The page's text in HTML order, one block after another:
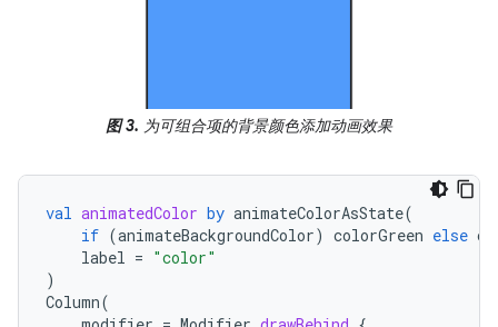
图 3. 为可组合项的背景颜色添加动画效果
val animatedColor by animateColorAsState(
if (animateBackgroundColor) colorGreen else
label = "color"
)
Column(